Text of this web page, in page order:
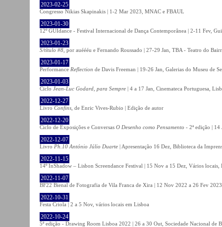
2023-02-25
Congresso Nikias Skapinakis | 1-2 Mar 2023, MNAC e FBAUL
2023-01-30
12º GUIdance - Festival Internacional de Dança Contemporânea | 2-11 Fev,
2023-01-23
S/título #8 , por auéééu e Fernando Roussado | 27-29 Jan, TBA - Teatro do
2023-01-17
Performance Reflection de Davis Freeman | 19-26 Jan, Galerias do Museu de
2023-01-03
Ciclo Jean-Luc Godard, para Sempre | 4 a 17 Jan, Cinemateca Portuguesa,
2022-12-27
Livro Confins , de Enric Vives-Rubio | Edição de autor
2022-12-20
Ciclo de Exposições e Conversas O Desenho como Pensamento - 2ª edição |
2022-12-07
Livro Ph.10 António Júlio Duarte | Apresentação 16 Dez, Biblioteca da
2022-11-15
14º InShadow – Lisbon Screendance Festival | 15 Nov a 15 Dez, Vários locais,
2022-11-07
BF22 Bienal de Fotografia de Vila Franca de Xira | 12 Nov 2022 a 26 Fev
2022-10-31
Festa Criola | 2 a 5 Nov, vários locais em Lisboa
2022-10-24
5ª edição - Drawing Room Lisboa 2022 | 26 a 30 Out, Sociedade Nacional de